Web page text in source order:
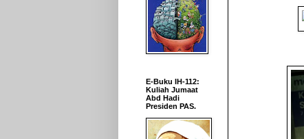
E-Buku IH-112:
Kuliah Jumaat
Abd Hadi
Presiden PAS.